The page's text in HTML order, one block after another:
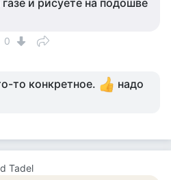
газе и рисуете на подошве
0
то конкретное.
надо
Tadel